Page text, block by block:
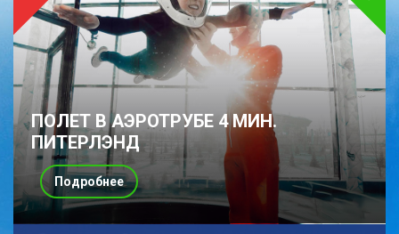
ПОЛЕТ В АЭРОТРУБЕ 4 МИН.
ПИТЕРЛЭНД
Подробнее